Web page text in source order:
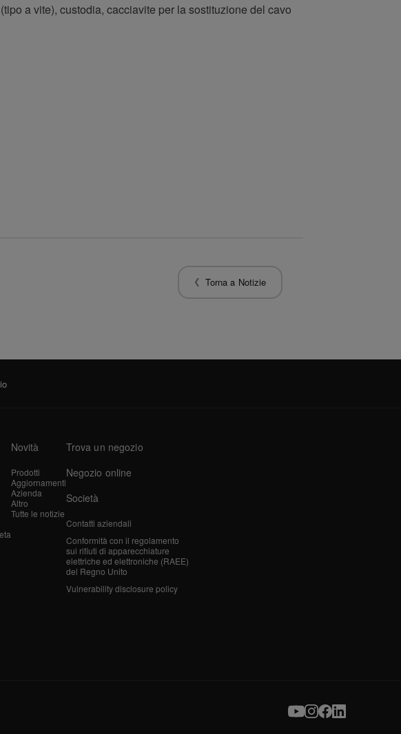
a vite), custodia, cacciavite per la sostituzione del cavo
Torna a Notizie
Novità
Prodotti
Aggiornamenti
Azienda
Altro
Tutte le notizie
Trova un negozio
Negozio online
Società
Contatti aziendali
Conformità con il regolamento
sui rifiuti di apparecchiature
elettriche ed elettroniche (RAEE)
del Regno Unito
Vulnerability disclosure policy